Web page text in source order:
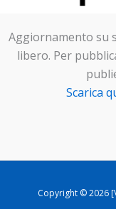
Aggiornamento su
libero. Per
Scarica
Copyright © 2026